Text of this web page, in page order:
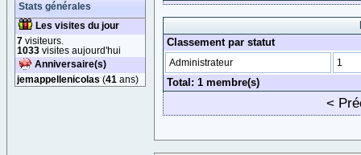
Stats générales
Les visites du jour
7 visiteurs.
1033 visites aujourd'hui
Anniversaire(s)
jemappellenicolas (41 ans)
Classement par statut
Administrateur 1
Total: 1 membre(s)
<